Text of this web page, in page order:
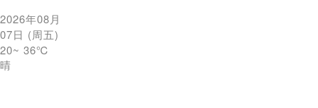
2026年08月
07日 (周五)
20~ 36℃
晴